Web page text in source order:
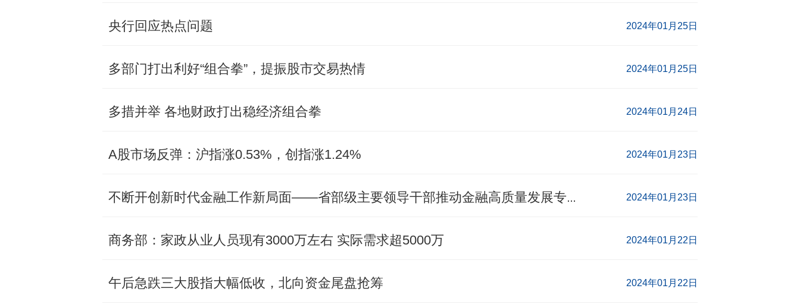
央行回应热点问题 2024年01月25日
多部门打出利好“组合拳”，提振股市交易热情 2024年01月25日
多措并举 各地财政打出稳经济组合拳 2024年01月24日
A股市场反弹：沪指涨0.53%，创指涨1.24% 2024年01月23日
不断开创新时代金融工作新局面——省部级主要领导干部推动金融高质量发展专题研讨班学员深入学习领会习近平总书记重要讲话 2024年01月23日
商务部：家政从业人员现有3000万左右 实际需求超5000万 2024年01月22日
午后急跌三大股指大幅低收，北向资金尾盘抢筹 2024年01月22日